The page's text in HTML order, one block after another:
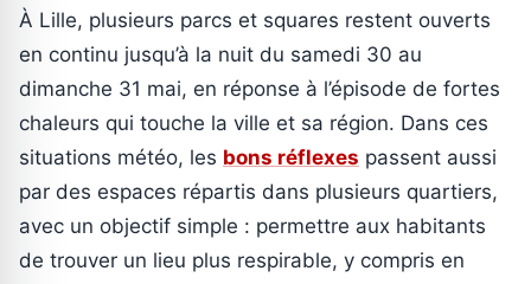
À Lille, plusieurs parcs et squares restent ouverts
en continu jusqu’à la nuit du samedi 30 au
dimanche 31 mai, en réponse à l’épisode de fortes
chaleurs qui touche la ville et sa région. Dans ces
situations météo, les bons réflexes passent aussi
par des espaces répartis dans plusieurs quartiers,
avec un objectif simple : permettre aux habitants
de trouver un lieu plus respirable, y compris en